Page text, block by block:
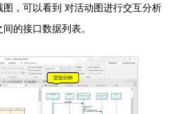
，可以看到 对活动图进行交互分析
的接口数据列表。